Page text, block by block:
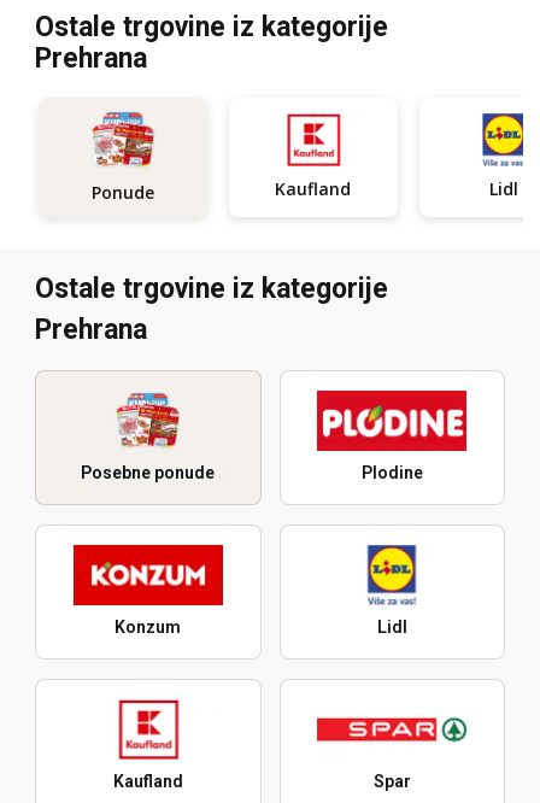
Ostale trgovine iz kategorije
Prehrana
Ponude Kaufland Lidl
Ostale trgovine iz kategorije
Prehrana
Posebne ponude Plodine
Konzum Lidl
Kaufland Spar